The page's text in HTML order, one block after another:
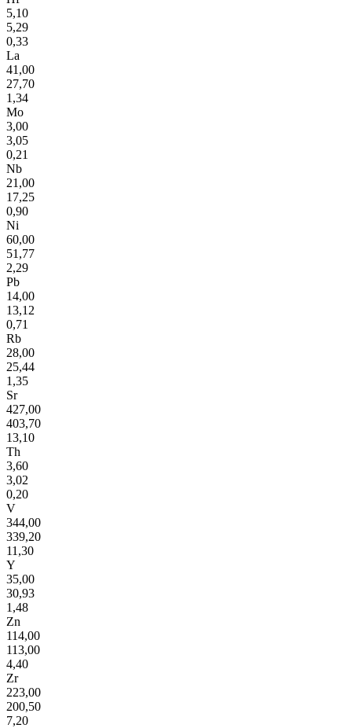
5,10
5,29
0,33
La
41,00
27,70
1,34
Mo
3,00
3,05
0,21
Nb
21,00
17,25
0,90
Ni
60,00
51,77
2,29
Pb
14,00
13,12
0,71
Rb
28,00
25,44
1,35
Sr
427,00
403,70
13,10
Th
3,60
3,02
0,20
V
344,00
339,20
11,30
Y
35,00
30,93
1,48
Zn
114,00
113,00
4,40
Zr
223,00
200,50
7,20